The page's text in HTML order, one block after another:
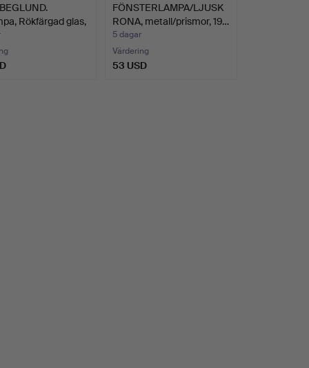
Rökfärgad glas,
FÖNSTERLAMPA/LJUSK
RONA, metall/prismor, 19…
5 dagar
Värdering
53 USD